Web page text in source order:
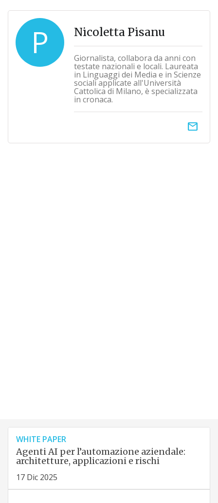
P Nicoletta Pisanu
Giornalista, collabora da anni con
testate nazionali e locali. Laureata
in Linguaggi dei Media e in Scienze
sociali applicate all'Università
Cattolica di Milano, è specializzata
in cronaca.
email
WHITE PAPER
Agenti AI per l’automazione aziendale:
architetture, applicazioni e rischi
17 Dic 2025